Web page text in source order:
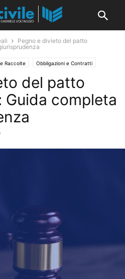
Pegno e divieto del patto
Raccolte Obbligazioni e Contratti
del patto
completa